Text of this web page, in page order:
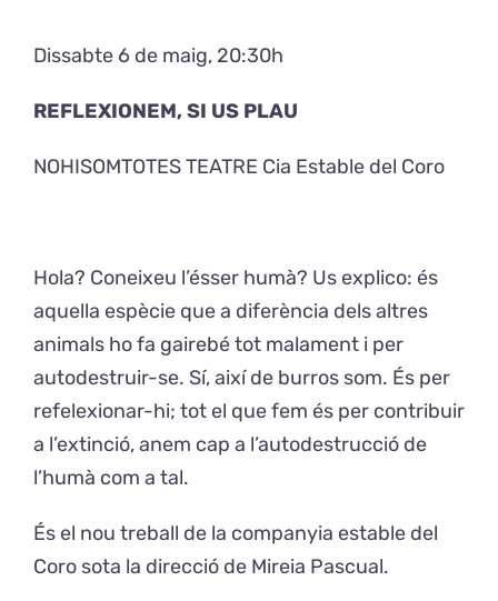
Exposicions
El Cafè del Coro
Dissabte 6 de maig, 20:30h
REFLEXIONEM, SI US PLAU
NOHISOMTOTES TEATRE Cia Estable del Coro
Hola? Coneixeu l’ésser humà? Us explico: és
aquella espècie que a diferència dels altres
animals ho fa gairebé tot malament i per
autodestruir-se. Sí, així de burros som. És per
refelexionar-hi; tot el que fem és per contribuir
a l’extinció, anem cap a l’autodestrucció de
l’humà com a tal.
És el nou treball de la companyia estable del
Coro sota la direcció de Mireia Pascual.